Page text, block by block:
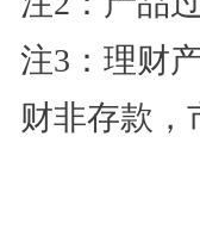
注3：理财
财非存款，